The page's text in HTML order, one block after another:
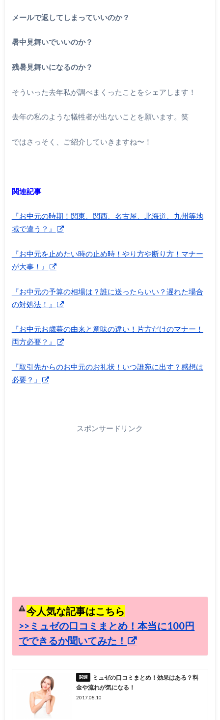
メールで返してしまっていいのか？
暑中見舞いでいいのか？
残暑見舞いになるのか？
そういった去年私が調べまくったことをシェアします！
去年の私のような犠牲者が出ないことを願います。笑
ではさっそく、ご紹介していきますね〜！
関連記事
『お中元の時期！関東、関西、名古屋、北海道、九州等地
域で違う？』
『お中元を止めたい時の止め時！やり方や断り方！マナー
が大事！』
『お中元の予算の相場は？誰に送ったらいい？遅れた場合
の対処法！』
『お中元お歳暮の由来と意味の違い！片方だけのマナー！
両方必要？』
『取引先からのお中元のお礼状！いつ誰宛に出す？感想は
必要？』
スポンサードリンク
今人気な記事はこちら
>>ミュゼの口コミまとめ！本当に100円
でできるか聞いてみた！
ミュゼの口コミまとめ！効果はある？料
金や流れが気になる！
2017.08.10